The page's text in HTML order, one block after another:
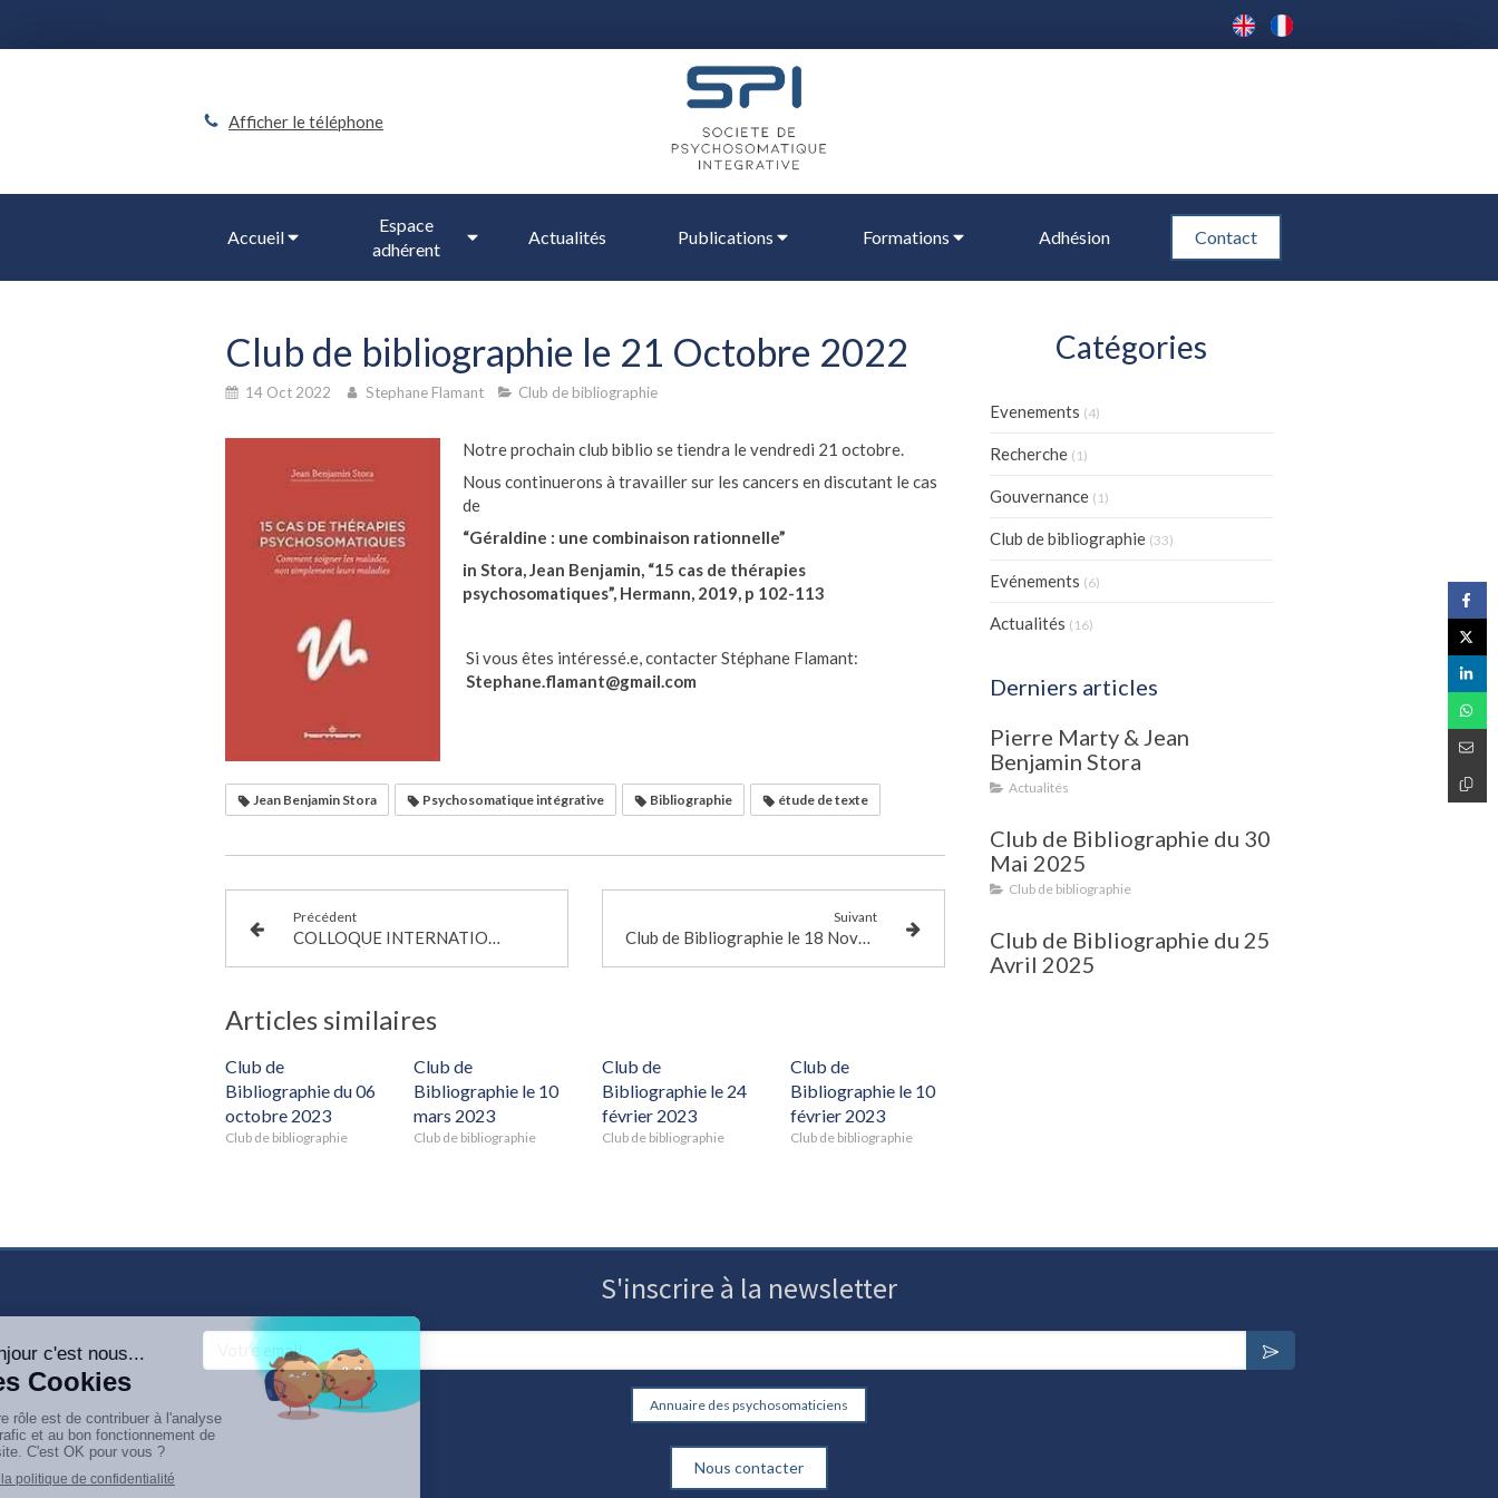
Afficher le téléphone
Accueil
Espace
adhérent
Actualités Publications Formations Adhésion Contact
Club de bibliographie le 21 Octobre 2022
14 Oct 2022 Stephane Flamant Club de bibliographie
Notre prochain club biblio se tiendra le vendredi 21 octobre.
Nous continuerons à travailler sur les cancers en discutant le cas
de
“Géraldine : une combinaison rationnelle”
in Stora, Jean Benjamin, “15 cas de thérapies
psychosomatiques”, Hermann, 2019, p 102-113
Si vous êtes intéressé.e, contacter Stéphane Flamant:
Stephane.flamant@gmail.com
Jean Benjamin Stora Psychosomatique intégrative Bibliographie étude de texte
Précédent
COLLOQUE INTERNATIONNAL
Suivant
Club de Bibliographie le 18 Novembre 2022
Articles similaires
Club de
Bibliographie du 06
octobre 2023
Club de bibliographie
Club de
Bibliographie le 10
mars 2023
Club de bibliographie
Club de
Bibliographie le 24
février 2023
Club de bibliographie
Club de
Bibliographie le 10
février 2023
Club de bibliographie
Catégories
Evenements (4)
Recherche (1)
Gouvernance (1)
Club de bibliographie (33)
Evénements (6)
Actualités (16)
Derniers articles
Pierre Marty & Jean
Benjamin Stora
Actualités
Club de Bibliographie du 30
Mai 2025
Club de bibliographie
Club de Bibliographie du 25
Avril 2025
S'inscrire à la newsletter
Votre email
Annuaire des psychosomaticiens
Nous contacter